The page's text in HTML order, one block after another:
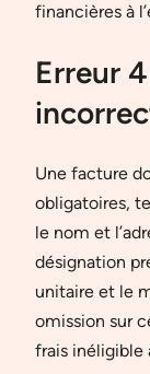
financières à
Erreur
Une facture
obligatoires,
le nom et
désignation
unitaire et le
omission sur
frais inéligible